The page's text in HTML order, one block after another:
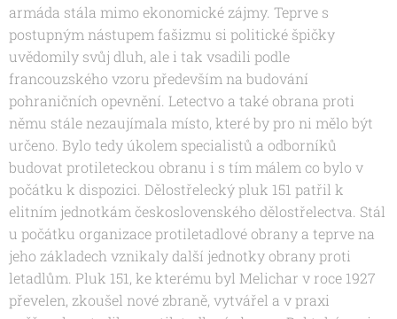
armáda stála mimo ekonomické zájmy. Teprve s
postupným nástupem fašizmu si politické špičky
uvědomily svůj dluh, ale i tak vsadili podle
francouzského vzoru především na budování
pohraničních opevnění. Letectvo a také obrana proti
němu stále nezaujímala místo, které by pro ni mělo být
určeno. Bylo tedy úkolem specialistů a odborníků
budovat protileteckou obranu i s tím málem co bylo v
počátku k dispozici. Dělostřelecký pluk 151 patřil k
elitním jednotkám československého dělostřelectva. Stál
u počátku organizace protiletadlové obrany a teprve na
jeho základech vznikaly další jednotky obrany proti
letadlům. Pluk 151, ke kterému byl Melichar v roce 1927
převelen, zkoušel nové zbraně, vytvářel a v praxi